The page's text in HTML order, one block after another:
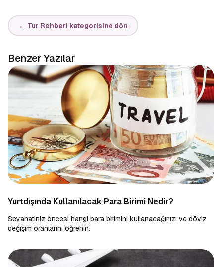
← Tur Rehberi kategorisine dön
Benzer Yazılar
Yurtdışında Kullanılacak Para Birimi Nedir?
Seyahatiniz öncesi hangi para birimini kullanacağınızı ve döviz
değişim oranlarını öğrenin.